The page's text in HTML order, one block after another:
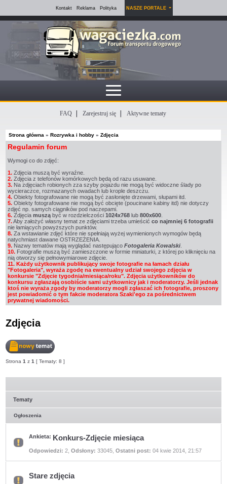
Kontakt Reklama Polityka NASZE PORTALE
FAQ Zarejestruj się Aktywne tematy
Strona główna »Rozrywka i hobby »Zdjęcia
Regulamin forum
Wymogi co do zdjęć:
1. Zdjęcia muszą być wyraźne.
2. Zdjęcia z telefonów komórkowych będą od razu usuwane.
3. Na zdjęciach robionych zza szyby pojazdu nie mogą być widoczne ślady po
wycieraczce, rozmazanych owadach lub krople deszczu.
4. Obiekty fotografowane nie mogą być zasłonięte drzewami, słupami itd.
5. Obiekty fotografowane nie mogą być obcięte (poucinane kabiny itd) nie dotyczy
zdjęć np. samych ciągników pod naczepami.
6. Zdjęciamuszą być w rozdzielczości1024x768 lub800x600
7.Aby założyć własny temat ze zdjęciami trzeba umieścićco najmniej 6 fotografii
nie łamiących powyższych punktów.
8. Za wstawianie zdjęć które nie spełniają wyżej wymienionych wymogów będą
natychmiast dawane OSTRZEŻENIA.
9. Nazwy tematów mają wyglądać następującoFotogaleria Kowalski
10. Fotografie muszą być zamieszczone w formie miniaturki, z której po kliknięciu na
nią otworzy się pełnowymiarowe zdjęcie.
11. Każdy użytkownik publikujący swoje fotografie na łamach działu
"Fotogaleria", wyraża zgodę na ewentualny udział swojego zdjęcia w
konkursie "Zdjęcie tygodnia/miesiąca/roku". Zdjęcia użytkowników do
konkursu zgłaszają osobiście sami użytkownicy jak i moderatorzy. Jeśli jednak
ktoś nie wyraża zgody by moderatorzy mogli zgłaszać ich fotografie, proszony
jest powiadomić o tym fakcie moderatora Szaki'ego za pośrednictwem
prywatnej wiadomości.
Zdjęcia
temat
Strona1 z1 [ Tematy: 8 ]
Tematy
Ogłoszenia
Nie
nieprzeczytanych
Ankieta: Konkurs-Zdjęcie miesiąca
Odpowiedzi: 2 ,Odsłony: 33045 ,Ostatni post: 04 kwie 2014, 21:57
Stare zdjęcia